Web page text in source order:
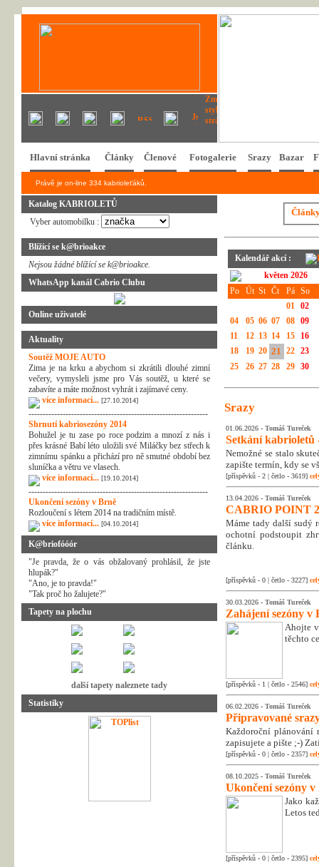
Hlavní stránka Články Členové Fotogalerie Srazy Bazar
Právě je on-line 334 kabrioleťáků.
Katalog KABRIOLETŮ
Vyber automobilku :
Blížící se k@brioakce
Nejsou žádné blížící se k@brioakce.
WhatsApp kanál Cabrio Clubu
Online uživatelé
Aktuality
Soutěž MOJE AUTO
Zima je na krku a abychom si zkrátili dlouhé zimní
večery, vymysleli jsme pro Vás soutěž, u které se
zabavíte a máte možnost vyhrát i zajímavé ceny.
více informací... [27.10.2014]
---------------------------------------------------------------
Shrnutí kabriosezóny 2014
Bohužel je tu zase po roce podzim a mnozí z nás i
přes krásné Babí léto uložili své Miláčky bez střech k
zimnímu spánku a přichází pro ně smutné období bez
sluníčka a větru ve vlasech.
více informací... [19.10.2014]
---------------------------------------------------------------
Ukončení sezóny v Brně
Rozloučení s létem 2014 na tradičním místě.
více informací... [04.10.2014]
K@briofóóór
"Je pravda, že o vás obžalovaný prohlásil, že jste
hlupák?"
"Ano, je to pravda!"
"Tak proč ho žalujete?"
Tapety na plochu
další tapety naleznete tady
Statistiky
Kalendář akcí :
květen 2026
Po
Út St Čt Pá So
01 02
04
05 06 07 08 09
11
12 13 14 15
16
18
19 20 21 22 23
25
26 27 28 29 30
Srazy
01.06.2026 - Tomáš Tureček
Setkání kabrioletů
Nemožné se stalo
zapište termín, kdy se
[příspěvků - 2 | četlo - 3619]
13.04.2026 - Tomáš Tureček
CABRIO POINT
Máme tady další sudý
ochotní podstoupit
článku.
[příspěvků - 0 | četlo - 3227]
30.03.2026 - Tomáš Tureček
Zahájení sezóny v
Ahojte
těchto
[příspěvků - 1 | četlo - 2546]
06.02.2026 - Tomáš Tureček
Připravované
Každoroční plánování
zapisujete a pište ;-)
[příspěvků - 0 | četlo - 2357]
08.10.2025 - Tomáš Tureček
Ukončení sezóny v
Jako
Letos
[příspěvků - 0 | četlo - 2395]